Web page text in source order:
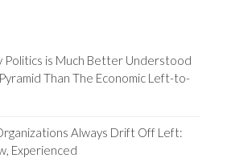
Politics is Much Better Understood
Than The Economic Left-to-
Always Drift Off Left:
Experienced